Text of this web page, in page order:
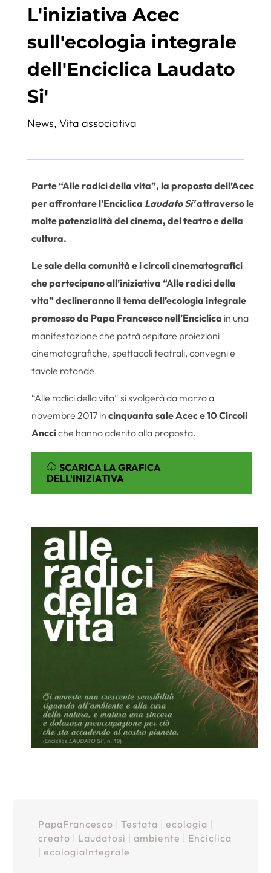
L'iniziativa Acec
sull'ecologia integrale
dell'Enciclica Laudato
Si'
News, Vita associativa
Parte “Alle radici della vita”, la proposta dell’Acec
per affrontare l’Enciclica Laudato Si’attraverso le
molte potenzialità del cinema, del teatro e della
cultura.
Le sale della comunità e i circoli cinematografici
che partecipano all’iniziativa “Alle radici della
vita” declineranno il tema dell’ecologia integrale
promosso da Papa Francesco nell’Enciclica in una
manifestazione che potrà ospitare proiezioni
cinematografiche, spettacoli teatrali, convegni e
tavole rotonde.
“Alle radici della vita” si svolgerà da marzo a
novembre 2017 incinquanta sale Acec e 10 Circoli
Ancciche hanno aderito alla proposta.
SCARICA LA GRAFICA
DELL'INIZIATIVA
PapaFrancesco Testata ecologia
creato
Laudatosì ambiente
Enciclica
ecologiaIntegrale